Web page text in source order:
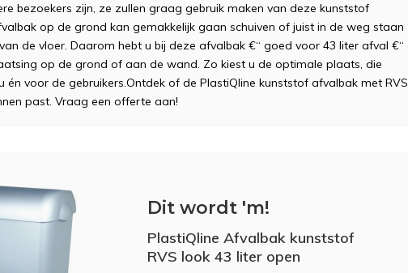
bezoekers zijn, ze zullen graag gebruik maken van deze kunststof
op de grond kan gemakkelijk gaan schuiven of juist in de weg staan
de vloer. Daarom hebt u bij deze afvalbak €“ goed voor 43 liter afval €“
op de grond of aan de wand. Zo kiest u de optimale plaats, die
én voor de gebruikers.Ontdek of de PlastiQline kunststof afvalbak met RVS
past. Vraag een offerte aan!
Dit wordt 'm!
PlastiQline Afvalbak kunststof
RVS look 43 liter open